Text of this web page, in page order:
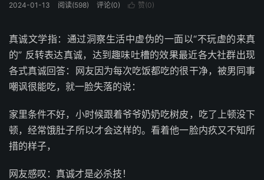
2024-01-13 阅读(598) 评论(0)  赞(0)
真诚文学指：通过洞察生活中虚伪的一面以“不玩虚的来真
的” 反转表达真诚，达到趣味吐槽的效果最近各大社群出现
各式真诚回答：网友因为每次吃饭都吃的很干净，被男同事
嘲讽很能吃，就一脸失落的说：
家里条件不好，小时候跟着爷爷奶奶吃树皮，吃了上顿没下
顿，经常饿肚子所以才会这样的。看着他一脸内疚又不知所
措的样子，
网友感叹：真诚才是必杀技！